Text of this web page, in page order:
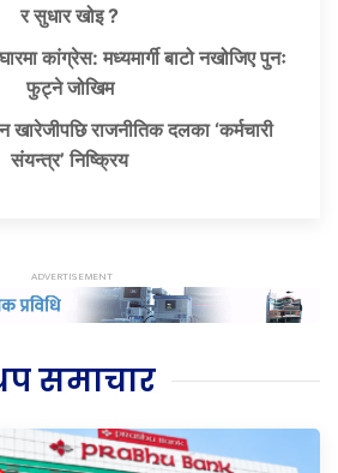
र सुधार खोइ ?
कांग्रेस: मध्यमार्गी बाटो नखोजिए पुनः
फुट्ने जोखिम
खारेजीपछि राजनीतिक दलका ‘कर्मचारी
संयन्त्र’ निष्क्रिय
समाचार